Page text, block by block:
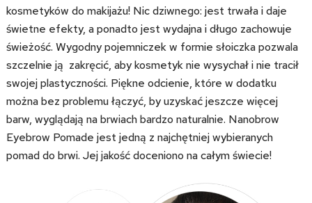
kosmetyków do makijażu! Nic dziwnego: jest trwała i daje
świetne efekty, a ponadto jest wydajna i długo zachowuje
świeżość. Wygodny pojemniczek w formie słoiczka pozwala
szczelnie ją zakręcić, aby kosmetyk nie wysychał i nie tracił
swojej plastyczności. Piękne odcienie, które w dodatku
można bez problemu łączyć, by uzyskać jeszcze więcej
barw, wyglądają na brwiach bardzo naturalnie. Nanobrow
Eyebrow Pomade jest jedną z najchętniej wybieranych
pomad do brwi. Jej jakość doceniono na całym świecie!